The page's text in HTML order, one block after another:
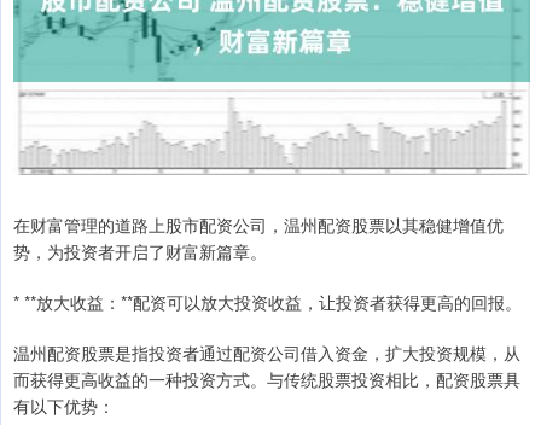
在财富管理的道路上股市配资公司，温州配资股票以其稳健增值优
势，为投资者开启了财富新篇章。
* **放大收益：**配资可以放大投资收益，让投资者获得更高的回报。
温州配资股票是指投资者通过配资公司借入资金，扩大投资规模，从
而获得更高收益的一种投资方式。与传统股票投资相比，配资股票具
有以下优势：